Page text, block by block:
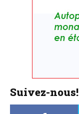
Suivez-nous!